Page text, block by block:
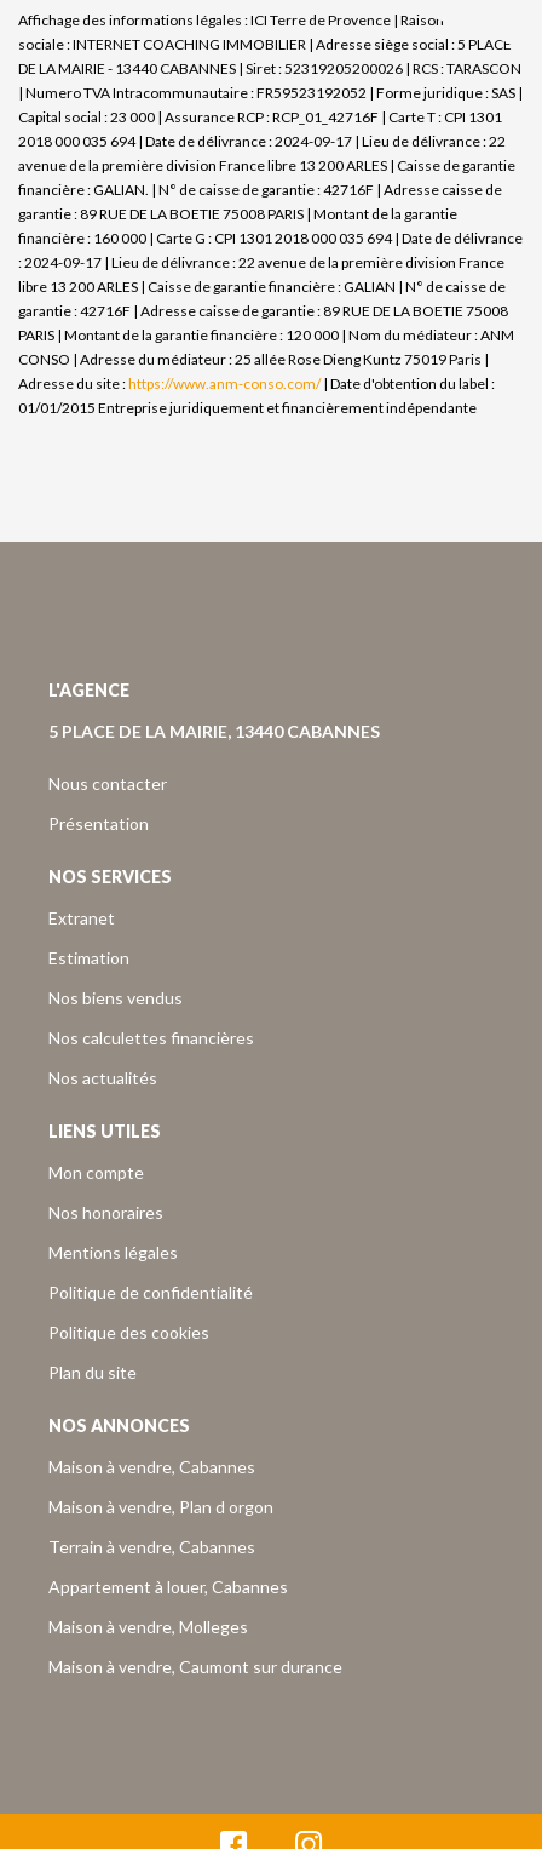
Affichage des informations légales : ICI Terre de Provence | Raison
sociale : INTERNET COACHING IMMOBILIER | Adresse siège social : 5 PLACE
DE LA MAIRIE - 13440 CABANNES | Siret : 52319205200026 | RCS : TARASCON
| Numero TVA Intracommunautaire : FR59523192052 | Forme juridique : SAS |
Capital social : 23 000 | Assurance RCP : RCP_01_42716F | Carte T : CPI 1301
2018 000 035 694 | Date de délivrance : 2024-09-17 | Lieu de délivrance : 22
avenue de la première division France libre 13 200 ARLES | Caisse de garantie
financière : GALIAN. | N° de caisse de garantie : 42716F | Adresse caisse de
garantie : 89 RUE DE LA BOETIE 75008 PARIS | Montant de la garantie
financière : 160 000 | Carte G : CPI 1301 2018 000 035 694 | Date de délivrance
: 2024-09-17 | Lieu de délivrance : 22 avenue de la première division France
libre 13 200 ARLES | Caisse de garantie financière : GALIAN | N° de caisse de
garantie : 42716F | Adresse caisse de garantie : 89 RUE DE LA BOETIE 75008
PARIS | Montant de la garantie financière : 120 000 | Nom du médiateur : ANM
CONSO | Adresse du médiateur : 25 allée Rose Dieng Kuntz 75019 Paris |
Adresse du site :https://www.anm-conso.com/| Date d'obtention du label :
01/01/2015 Entreprise juridiquement et financièrement indépendante
L'AGENCE
5 PLACE DE LA MAIRIE, 13440 CABANNES
Nous contacter
Présentation
NOS SERVICES
Extranet
Estimation
Nos biens vendus
Nos calculettes financières
Nos actualités
LIENS UTILES
Mon compte
Nos honoraires
Mentions légales
Politique de confidentialité
Politique des cookies
Plan du site
NOS ANNONCES
Maison à vendre, Cabannes
Maison à vendre, Plan d orgon
Terrain à vendre, Cabannes
Appartement à louer, Cabannes
Maison à vendre, Molleges
Maison à vendre, Caumont sur durance